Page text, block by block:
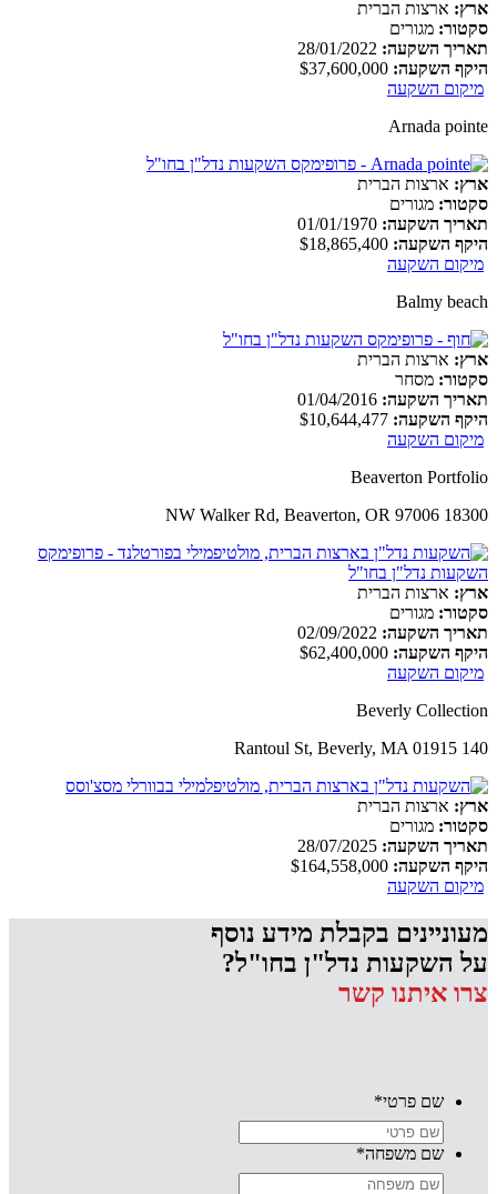
ארץ: ארצות הברית
סקטור: מגורים
תאריך השקעה:
היקף השקעה:
מיקום השקעה
Arnada pointe
ארץ: ארצות הברית
סקטור: מגורים
תאריך השקעה:
היקף השקעה:
מיקום השקעה
Balmy beach
ארץ: ארצות הברית
סקטור: מסחר
תאריך השקעה:
היקף השקעה:
מיקום השקעה
Beaverton Portfolio
18300 NW Walker Rd, Beaverton, OR 97006
ארץ: ארצות הברית
סקטור: מגורים
תאריך השקעה:
היקף השקעה:
מיקום השקעה
Beverly Collection
140 Rantoul St, Beverly, MA 01915
ארץ: ארצות הברית
סקטור: מגורים
תאריך השקעה:
היקף השקעה:
מיקום השקעה
מעוניינים בקבלת מידע נוסף
על השקעות נדל"ן בחו"ל?
צרו איתנו קשר
שם פרטי*
שם משפחה*